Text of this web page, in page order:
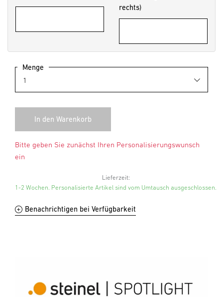
rechts)
Menge
Bitte geben Sie zunächst Ihren Personalisierungswunsch
ein
Lieferzeit:
1-2 Wochen. Personalisierte Artikel sind vom Umtausch ausgeschlossen.
Benachrichtigen bei Verfügbarkeit